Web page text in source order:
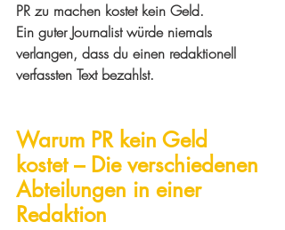
PR zu machen kostet kein Geld.
Ein guter Journalist würde niemals
verlangen, dass du einen redaktionell
verfassten Text bezahlst.
Warum PR kein Geld
kostet – Die verschiedenen
Abteilungen in einer
Redaktion